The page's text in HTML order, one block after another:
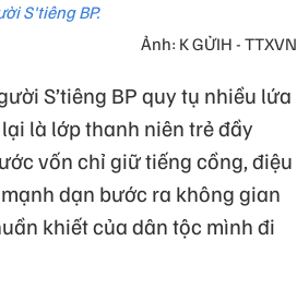
S'tiêng BP.
Ảnh: K GỬIH - TTXVN
S’tiêng BP quy tụ nhiều lứa
là lớp thanh niên trẻ đầy
vốn chỉ giữ tiếng cồng, điệu
dạn bước ra không gian
khiết của dân tộc mình đi